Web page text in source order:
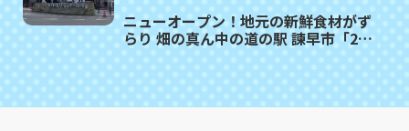
ニューオープン！地元の新鮮食材がず
らり 畑の真ん中の道の駅 諫早市「251